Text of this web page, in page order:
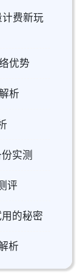
计费新玩
优势
析
实测
评
的秘密
析